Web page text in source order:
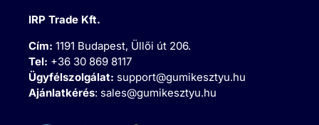
IRP Trade Kft.
Cím:1191 Budapest, Üllői út 206.
Tel: +36 30 869 8117
Ügyfélszolgálat: support@gumikesztyu.hu
Ajánlatkérés: sales@gumikesztyu.hu